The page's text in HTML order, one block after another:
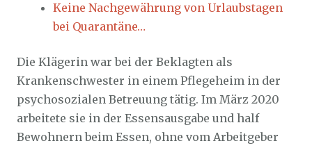
Keine Nachgewährung von Urlaubstagen
bei Quarantäne…
Die Klägerin war bei der Beklagten als
Krankenschwester in einem Pflegeheim in der
psychosozialen Betreuung tätig. Im März 2020
arbeitete sie in der Essensausgabe und half
Bewohnern beim Essen, ohne vom Arbeitgeber